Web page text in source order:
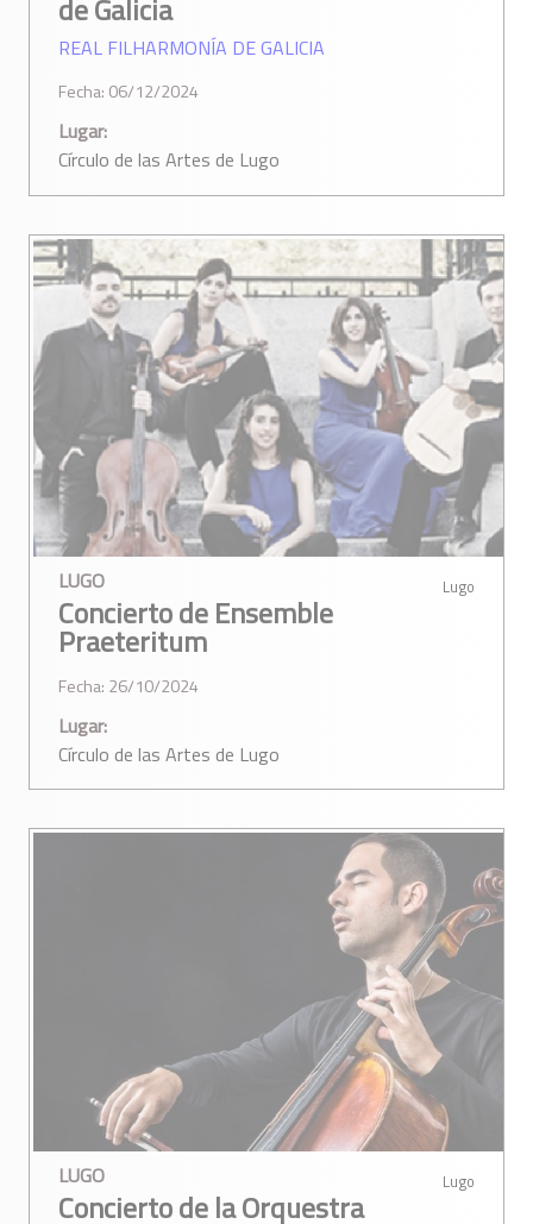
de Galicia
REAL FILHARMONÍA DE GALICIA
Fecha: 06/12/2024
Lugar:
Círculo de las Artes de Lugo
Lugo
LUGO
Concierto de Ensemble
Praeteritum
Fecha: 26/10/2024
Lugar:
Círculo de las Artes de Lugo
Lugo
LUGO
Concierto de la Orquestra